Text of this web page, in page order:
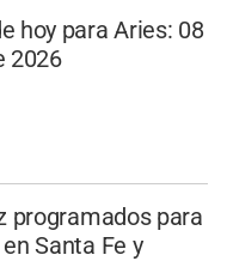
hoy para Aries: 08
2026
programados para
Santa Fe y